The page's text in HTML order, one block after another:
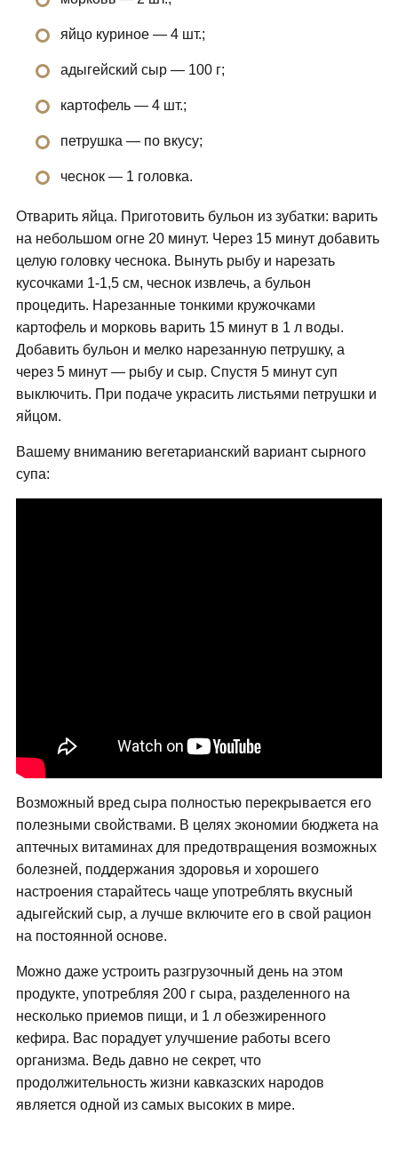
яйцо куриное — 4 шт.;
адыгейский сыр — 100 г;
картофель — 4 шт.;
петрушка — по вкусу;
чеснок — 1 головка.
Отварить яйца. Приготовить бульон из зубатки: варить
на небольшом огне 20 минут. Через 15 минут добавить
целую головку чеснока. Вынуть рыбу и нарезать
кусочками 1-1,5 см, чеснок извлечь, а бульон
процедить. Нарезанные тонкими кружочками
картофель и морковь варить 15 минут в 1 л воды.
Добавить бульон и мелко нарезанную петрушку, а
через 5 минут — рыбу и сыр. Спустя 5 минут суп
выключить. При подаче украсить листьями петрушки и
яйцом.
Вашему вниманию вегетарианский вариант сырного
супа:
Возможный вред сыра полностью перекрывается его
полезными свойствами. В целях экономии бюджета на
аптечных витаминах для предотвращения возможных
болезней, поддержания здоровья и хорошего
настроения старайтесь чаще употреблять вкусный
адыгейский сыр, а лучше включите его в свой рацион
на постоянной основе.
Можно даже устроить разгрузочный день на этом
продукте, употребляя 200 г сыра, разделенного на
несколько приемов пищи, и 1 л обезжиренного
кефира. Вас порадует улучшение работы всего
организма. Ведь давно не секрет, что
продолжительность жизни кавказских народов
является одной из самых высоких в мире.